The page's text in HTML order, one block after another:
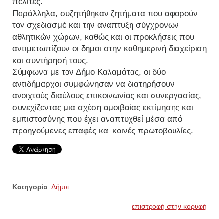
Παράλληλα, συζητήθηκαν ζητήματα που αφορούν
τον σχεδιασμό και την ανάπτυξη σύγχρονων
αθλητικών χώρων, καθώς και οι προκλήσεις που
αντιμετωπίζουν οι δήμοι στην καθημερινή διαχείριση
και συντήρησή τους.
Σύμφωνα με τον Δήμο Καλαμάτας, οι δύο
αντιδήμαρχοι συμφώνησαν να διατηρήσουν
ανοιχτούς διαύλους επικοινωνίας και συνεργασίας,
συνεχίζοντας μια σχέση αμοιβαίας εκτίμησης και
εμπιστοσύνης που έχει αναπτυχθεί μέσα από
προηγούμενες επαφές και κοινές πρωτοβουλίες.
Κατηγορία Δήμοι
επιστροφή στην κορυφή